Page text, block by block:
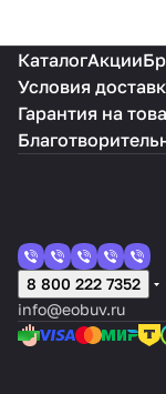
КаталогАкции
Условия
Гарантия на
8 800 222 7352
info@eobuv.ru